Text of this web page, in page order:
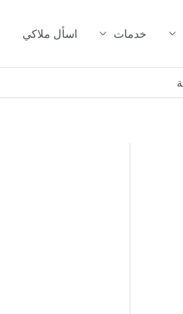
خدمات اسأل ملاكي